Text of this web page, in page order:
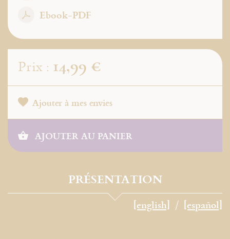
Ebook-PDF
Prix : 14,99 €
Ajouter à mes envies
AJOUTER AU PANIER
PRÉSENTATION
[english] [español]